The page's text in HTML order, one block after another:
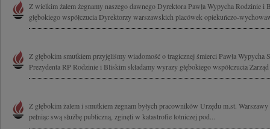
Z wielkim żalem żegnamy naszego dawnego Dyrektora Pawła Wypycha Rodzinie i
głębokiego współczucia Dyrektorzy warszawskich placówek opiekuńczo-
Z głębokim smutkiem przyjęliśmy wiadomość o tragicznej śmierci Pawła Wypycha
Prezydenta RP Rodzinie i Bliskim składamy wyrazy głębokiego współczucia
Z głębokim żalem i smutkiem żegnam byłych pracowników Urzędu m.st.
pełniąc swą służbę publiczną, zginęli w katastrofie lotniczej pod...